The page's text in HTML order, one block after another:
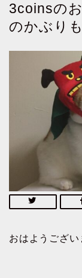
3coinsの
のかぶりも
おはようござい